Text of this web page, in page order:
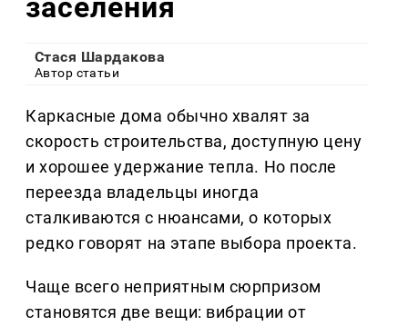
Стася Шардакова
Автор статьи
Каркасные дома обычно хвалят за
скорость строительства, доступную цену
и хорошее удержание тепла. Но после
переезда владельцы иногда
сталкиваются с нюансами, о которых
редко говорят на этапе выбора проекта.
Чаще всего неприятным сюрпризом
становятся две вещи: вибрации от